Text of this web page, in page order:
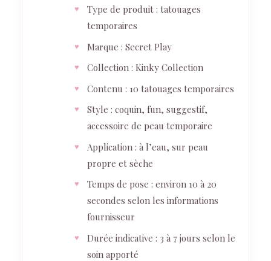
Type de produit : tatouages
temporaires
Marque : Secret Play
Collection : Kinky Collection
Contenu : 10 tatouages temporaires
Style : coquin, fun, suggestif,
accessoire de peau temporaire
Application : à l’eau, sur peau
propre et sèche
Temps de pose : environ 10 à 20
secondes selon les informations
fournisseur
Durée indicative : 3 à 7 jours selon le
soin apporté